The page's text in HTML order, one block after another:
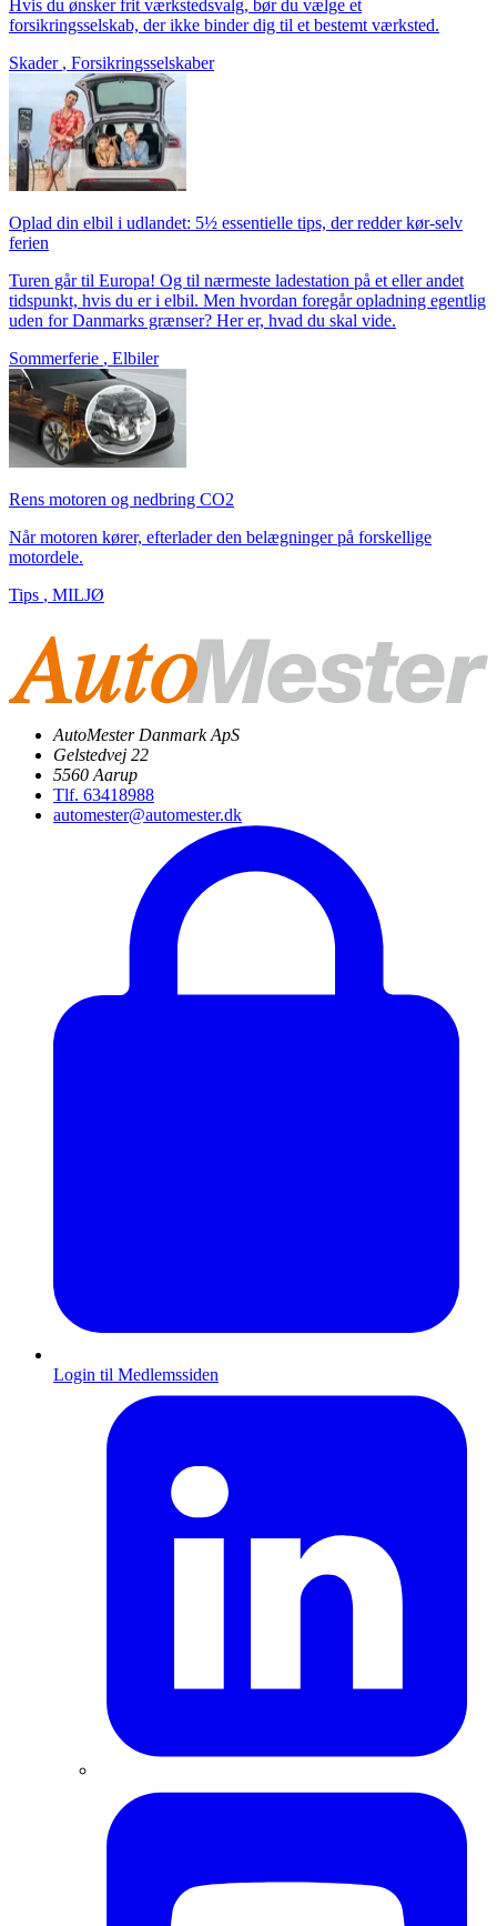
Hvis du ønsker frit værkstedsvalg, bør du vælge et
forsikringsselskab, der ikke binder dig til et bestemt værksted.
Skader , Forsikringsselskaber
Oplad din elbil i udlandet: 5½ essentielle tips, der redder kør-selv
ferien
Turen går til Europa! Og til nærmeste ladestation på et eller andet
tidspunkt, hvis du er i elbil. Men hvordan foregår opladning egentlig
uden for Danmarks grænser? Her er, hvad du skal vide.
Sommerferie , Elbiler
Rens motoren og nedbring CO2
Når motoren kører, efterlader den belægninger på forskellige
motordele.
Tips , MILJØ
AutoMester Danmark ApS
Gelstedvej 22
5560 Aarup
Tlf. 63418988
automester@automester.dk
Login til Medlemssiden